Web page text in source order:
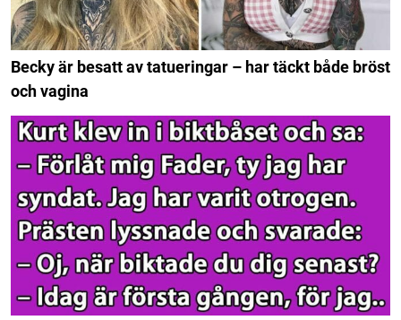
Becky är besatt av tatueringar – har täckt både bröst
och vagina